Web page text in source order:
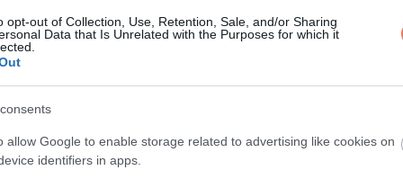
opt-out of Collection, Use, Retention, Sale, and/or Sharing
Data that Is Unrelated with the Purposes for which it
allow Google to enable storage related to advertising like cookies on
identifiers in apps.
hanem belül.
vagy elhatározás segít új alapokra helyezni a
Egy régi seb begyógyulhat – lehet, hogy nem is tudtad,
egy régi kapcsolat új szintjén. Munka, pénzügyek vagy
– hív.
És te végre úgy dönthetsz, hogy nem csak
találsz.A boldogság most nem véletlen – hanem
után gördítesz lejjebb!